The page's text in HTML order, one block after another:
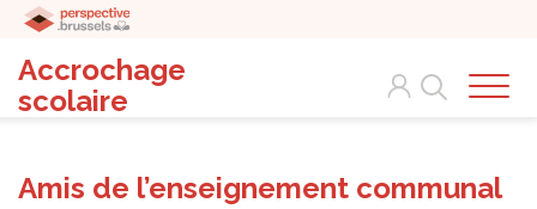
Accrochage
scolaire
Search
Amis de l’enseignement communal